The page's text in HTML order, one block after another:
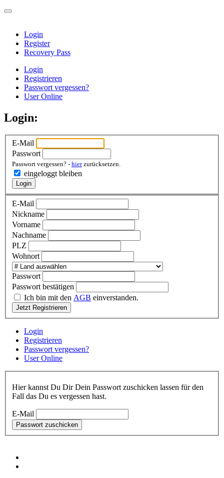
Login
Register
Recovery Pass
Login
Registrieren
Passwort vergessen?
User Online
Login:
E-Mail
Passwort
Passwort vergessen? - hierzurücksetzen.
eingeloggt bleiben
Login
E-Mail
Nickname
Vorname
Nachname
PLZ
Wohnort
Passwort
Passwort bestätigen
Ich bin mit den AGB einverstanden.
Jetzt Registrieren
Login
Registrieren
Passwort vergessen?
User Online
Hier kannst Du Dir Dein Passwort zuschicken lassen für den
Fall das Du es vergessen hast.
E-Mail
Passwort zuschicken